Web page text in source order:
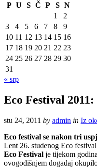
P U S Č P S N
1
2
3
4 5 6 7 8
9
10 11 12 13 14 15 16
17 18 19 20 21 22 23
24 25 26 27 28 29 30
31
« srp
Eco Festival
stu 24, 2011 by admin in Iz
Eco festival se nakon tri
Lent 26. studenog Eco
Eco Festival je tijekom
ovogodišnjem događaj